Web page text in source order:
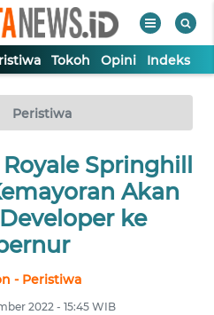
Tokoh Opini Indeks
Peristiwa
Springhill
Akan
ke
- Peristiwa
2022 - 15:45 WIB